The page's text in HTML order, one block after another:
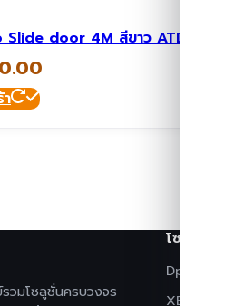
door 4M สีขาว ATD-
วมโซลูชั่นครบวงจร
โซลูชั่น
Dpark ·
XEKA · ป